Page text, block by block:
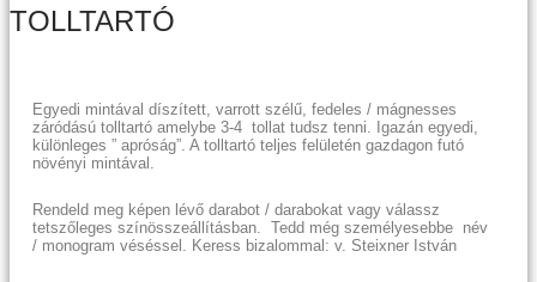
TOLLTARTÓ
Egyedi mintával díszített, varrott szélű, fedeles / mágnesses
záródású tolltartó amelybe 3-4 tollat tudsz tenni. Igazán egyedi,
különleges ” apróság”. A tolltartó teljes felületén gazdagon futó
növényi mintával.
Rendeld meg képen lévő darabot / darabokat vagy válassz
tetszőleges színösszeállításban. Tedd még személyesebbe név
/ monogram véséssel. Keress bizalommal: v. Steixner István